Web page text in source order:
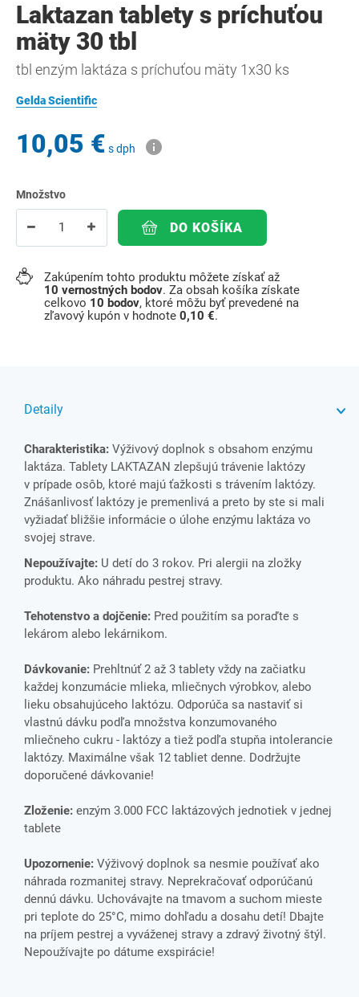
Laktazan tablety s príchuťou
mäty 30 tbl
tbl enzým laktáza s príchuťou mäty 1x30 ks
Gelda Scientific
10,05 € s dph
Množstvo
DO KOŠÍKA
Zakúpením tohto produktu môžete získať až
10 vernostných bodov. Za obsah košíka získate
celkovo 10 bodov, ktoré môžu byť prevedené na
zľavový kupón v hodnote 0,10 €.
Detaily
Charakteristika: Výživový doplnok s obsahom enzýmu
laktáza. Tablety LAKTAZAN zlepšujú trávenie laktózy
v prípade osôb, ktoré majú ťažkosti s trávením laktózy.
Znášanlivosť laktózy je premenlivá a preto by ste si mali
vyžiadať bližšie informácie o úlohe enzýmu laktáza vo
svojej strave.
Nepoužívajte: U detí do 3 rokov. Pri alergii na zložky
produktu. Ako náhradu pestrej stravy.
Tehotenstvo a dojčenie: Pred použitím sa poraďte s
lekárom alebo lekárnikom.
Dávkovanie: Prehltnúť 2 až 3 tablety vždy na začiatku
každej konzumácie mlieka, mliečnych výrobkov, alebo
lieku obsahujúceho laktózu. Odporúča sa nastaviť si
vlastnú dávku podľa množstva konzumovaného
mliečneho cukru - laktózy a tiež podľa stupňa intolerancie
laktózy. Maximálne však 12 tabliet denne. Dodržujte
doporučené dávkovanie!
Zloženie: enzým 3.000 FCC laktázových jednotiek v jednej
tablete
Upozornenie: Výživový doplnok sa nesmie používať ako
náhrada rozmanitej stravy. Neprekračovať odporúčanú
dennú dávku. Uchovávajte na tmavom a suchom mieste
pri teplote do 25°C, mimo dohľadu a dosahu detí! Dbajte
na príjem pestrej a vyváženej stravy a zdravý životný štýl.
Nepoužívajte po dátume exspirácie!